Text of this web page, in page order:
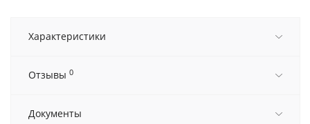
Характеристики
Отзывы 0
Документы